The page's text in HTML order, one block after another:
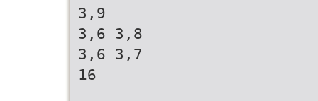
3,9
3,6 3,8
3,6 3,7
16